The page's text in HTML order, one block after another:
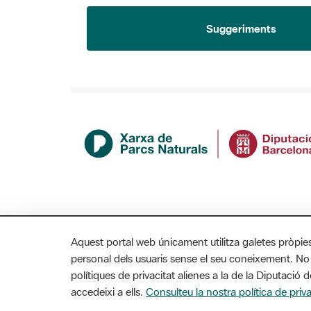
Suggeriments
Aquest portal web únicament utilitza galetes
personal dels usuaris sense el seu coneixement.
polítiques de privacitat alienes a la de la Diputació
accedeixi a ells. Consulteu la nostra política de